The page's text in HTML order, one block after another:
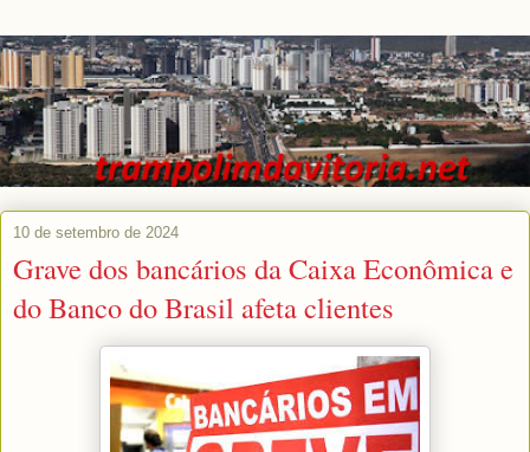
10 de setembro de 2024
Grave dos bancários da Caixa Econômica e
do Banco do Brasil afeta clientes